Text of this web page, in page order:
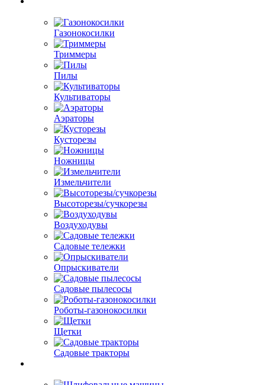
Газонокосилки
Триммеры
Пилы
Культиваторы
Аэраторы
Кусторезы
Ножницы
Измельчители
Высоторезы/сучкорезы
Воздуходувы
Садовые тележки
Опрыскиватели
Садовые пылесосы
Роботы-газонокосилки
Щетки
Садовые тракторы